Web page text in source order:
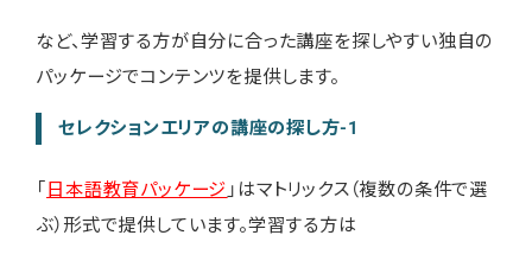
など、学習する方が自分に合った講座を探しやすい独自の
パッケージでコンテンツを提供します。
セレクションエリアの講座の探し方-1
「 日本語教育パッケージ 」はマトリックス（複数の条件で選
ぶ）形式で提供しています。学習する方は